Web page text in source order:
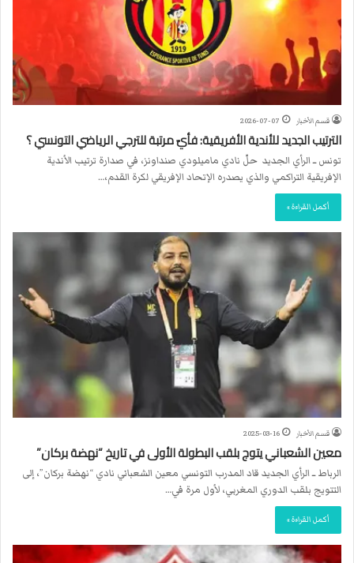
قسم الأخبار 2026-07-07
الترتيب الجديد للأندية الأفريقية: فأيّ مرتبة للترجي الرياضي التونسي ؟
تونس ــ الرأي الجديد حلّ نادي ماميلودي صنداونز، في صدارة ترتيب الأندية
الإفريقية التراكمي والذي يصدره الإتحاد الإفريقي لكرة القدم،…
أكمل القراءة »
قسم الأخبار 2025-03-16
معين الشعباني يتوج بلقب البطولة الأولى في تاريخ “نهضة بركان”
الرباط ــ الرأي الجديد قاد المدرب التونسي معين الشعباني نادي “نهضة بركان”، إلى
التتويج بلقب الدوري المغربي، لأول مرة في…
أكمل القراءة »